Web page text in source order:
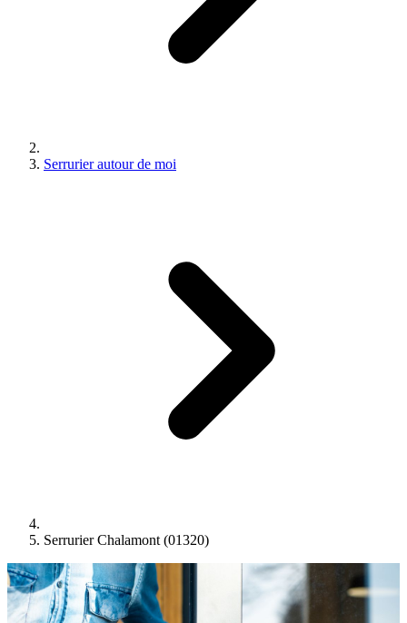
Serrurier autour de moi
Serrurier Chalamont (01320)